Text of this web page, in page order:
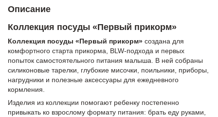
Описание
Коллекция посуды «Первый прикорм»
Коллекция посуды «Первый прикорм» создана для
комфортного старта прикорма, BLW-подхода и первых
попыток самостоятельного питания малыша. В ней собраны
силиконовые тарелки, глубокие мисочки, поильники, приборы,
нагрудники и полезные аксессуары для ежедневного
кормления.
Изделия из коллекции помогают ребенку постепенно
привыкать ко взрослому формату питания: брать еду руками,